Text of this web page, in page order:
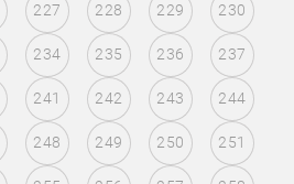
227 228 229 230
234 235 236 237
241 242 243 244
248 249 250 251